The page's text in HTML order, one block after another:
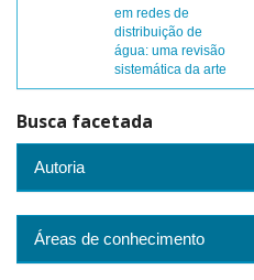
em redes de
distribuição de
água: uma revisão
sistemática da arte
Busca facetada
Autoria
Áreas de conhecimento